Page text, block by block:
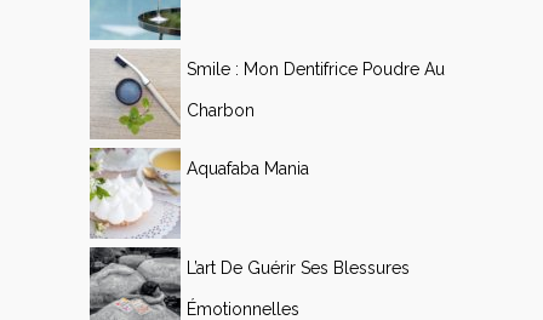
Smile : Mon Dentifrice Poudre Au
Charbon
Aquafaba Mania
L’art De Guérir Ses Blessures
Émotionnelles